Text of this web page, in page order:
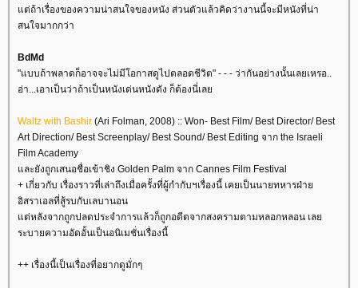
ต่ถ้าเรื่องของความน่าสนใจของหนัง ส่วนตัวแล้วคิดว่างานนี้จะมีหนังที่น่า
สนใจมากกว่า
BdMd
"แบบถ้าพลาดก็อาจจะไม่มีโอกาสดูไปตลอดชีวิต" - - - ว่ากันอย่างนั้นเลยเหรอ..
อ่า...เอาเป็นว่าถ้าเป็นหนังเด่นหนังดัง ก็ต้องนี่เล
Waltz with Bashir (Ari Folman, 2008) :: Won- Best Film/ Best Director/ Best
Art Direction/ Best Screenplay/ Best Sound/ Best Editing จาก the Israeli
Film Academy
ละยังถูกเสนอชื่อเข้าชิง Golden Palm จาก Cannes Film Festival
+ เกี่ยวกับ เรื่องราวที่เล่าถึงเมื่อครั้งที่ผู้กำกับฯเรื่องนี้ เคยเป็นนายทหารฝ่า
อิสราเอลที่สู้รบกับเลบานอน
ต่หลังจากถูกปลดประจำการแล้วก็ถูกอดีตจากสงครามตามหลอกหลอน เล
ระบายความอัดอั้นเป็นอนิเมชั่นเรื่องนี้
++ เรื่องนี้เป็นเรื่องที่อยากดูมั่กๆ